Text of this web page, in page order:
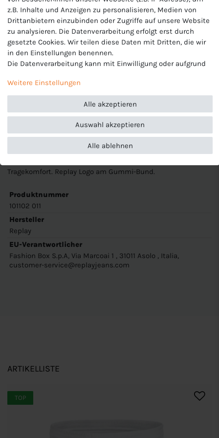
Material: 50% Baumwolle, 45% Polyester, 5% Elastan
Replay Herren Boxershorts
Modell: Basic Boxers 3 Pk
Artikelnummer: 101102
Material: 95% Baumwolle, 5% Elasthan
Paßform: körpernahe Passform
Tragekomfort. Replay Logo am Gummi-Bund.
Produktnummer
101102 011
Hersteller
Replay
EU-Verantwortlicher
Fashion Box S.p.A, Via Marcoai 1 , 31011 Asolo , Italia,
customer-service@replayjeans.com
ARTIKELLISTE
TOP
z.B. Inhalte und Anzeigen zu personalisieren, Medien von
Drittanbietern einzubinden oder Zugriffe auf unsere Website
zu analysieren. Die Datenverarbeitung erfolgt erst durch
gesetzte Cookies. Wir teilen diese Daten mit Dritten, die wir
in den Einstellungen benennen.
Die Datenverarbeitung kann mit Einwilligung oder aufgrund
kann erteilt oder abgelehnt werden. Es besteht das Recht,
nicht einzuwilligen und die Einwilligung zu einem späteren
Zeitpunkt zu ändern oder zu widerrufen. Beachten Sie unser
Impressumund weitere Hinweise zur Verwendung
personenbezogener Daten in unsererDaten­schutz­erklärung
Weitere Einstellungen
Alle akzeptieren
Alle ablehnen
Auswahl akzeptieren